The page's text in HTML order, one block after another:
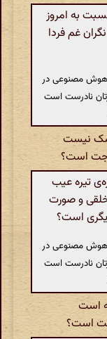
به امروز
غم فردا
هوش مصنوعی در
نادرست است
نیست
است؟
تیره عیب
و صورت
است؟
هوش مصنوعی در
نادرست است
است
است؟